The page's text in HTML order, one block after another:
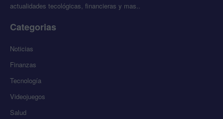
actualidades tecológicas, financieras y mas..
Categorias
Noticias
Finanzas
Tecnología
Videojuegos
Salud